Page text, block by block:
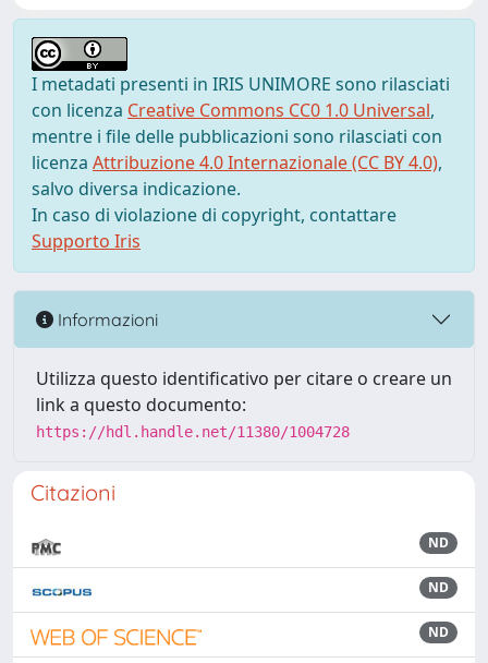
I metadati presenti in IRIS UNIMORE sono rilasciati
con licenza Creative Commons CC0 1.0 Universal,
mentre i file delle pubblicazioni sono rilasciati con
licenza Attribuzione 4.0 Internazionale (CC BY 4.0),
salvo diversa indicazione.
In caso di violazione di copyright, contattare
Supporto Iris
Informazioni
Utilizza questo identificativo per citare o creare un
link a questo documento:
https://hdl.handle.net/11380/1004728
Citazioni
ND
ND
ND